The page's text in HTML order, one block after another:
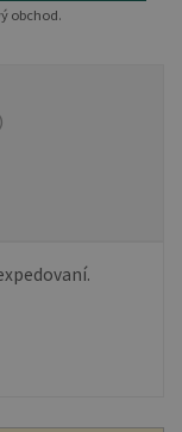
obchod.